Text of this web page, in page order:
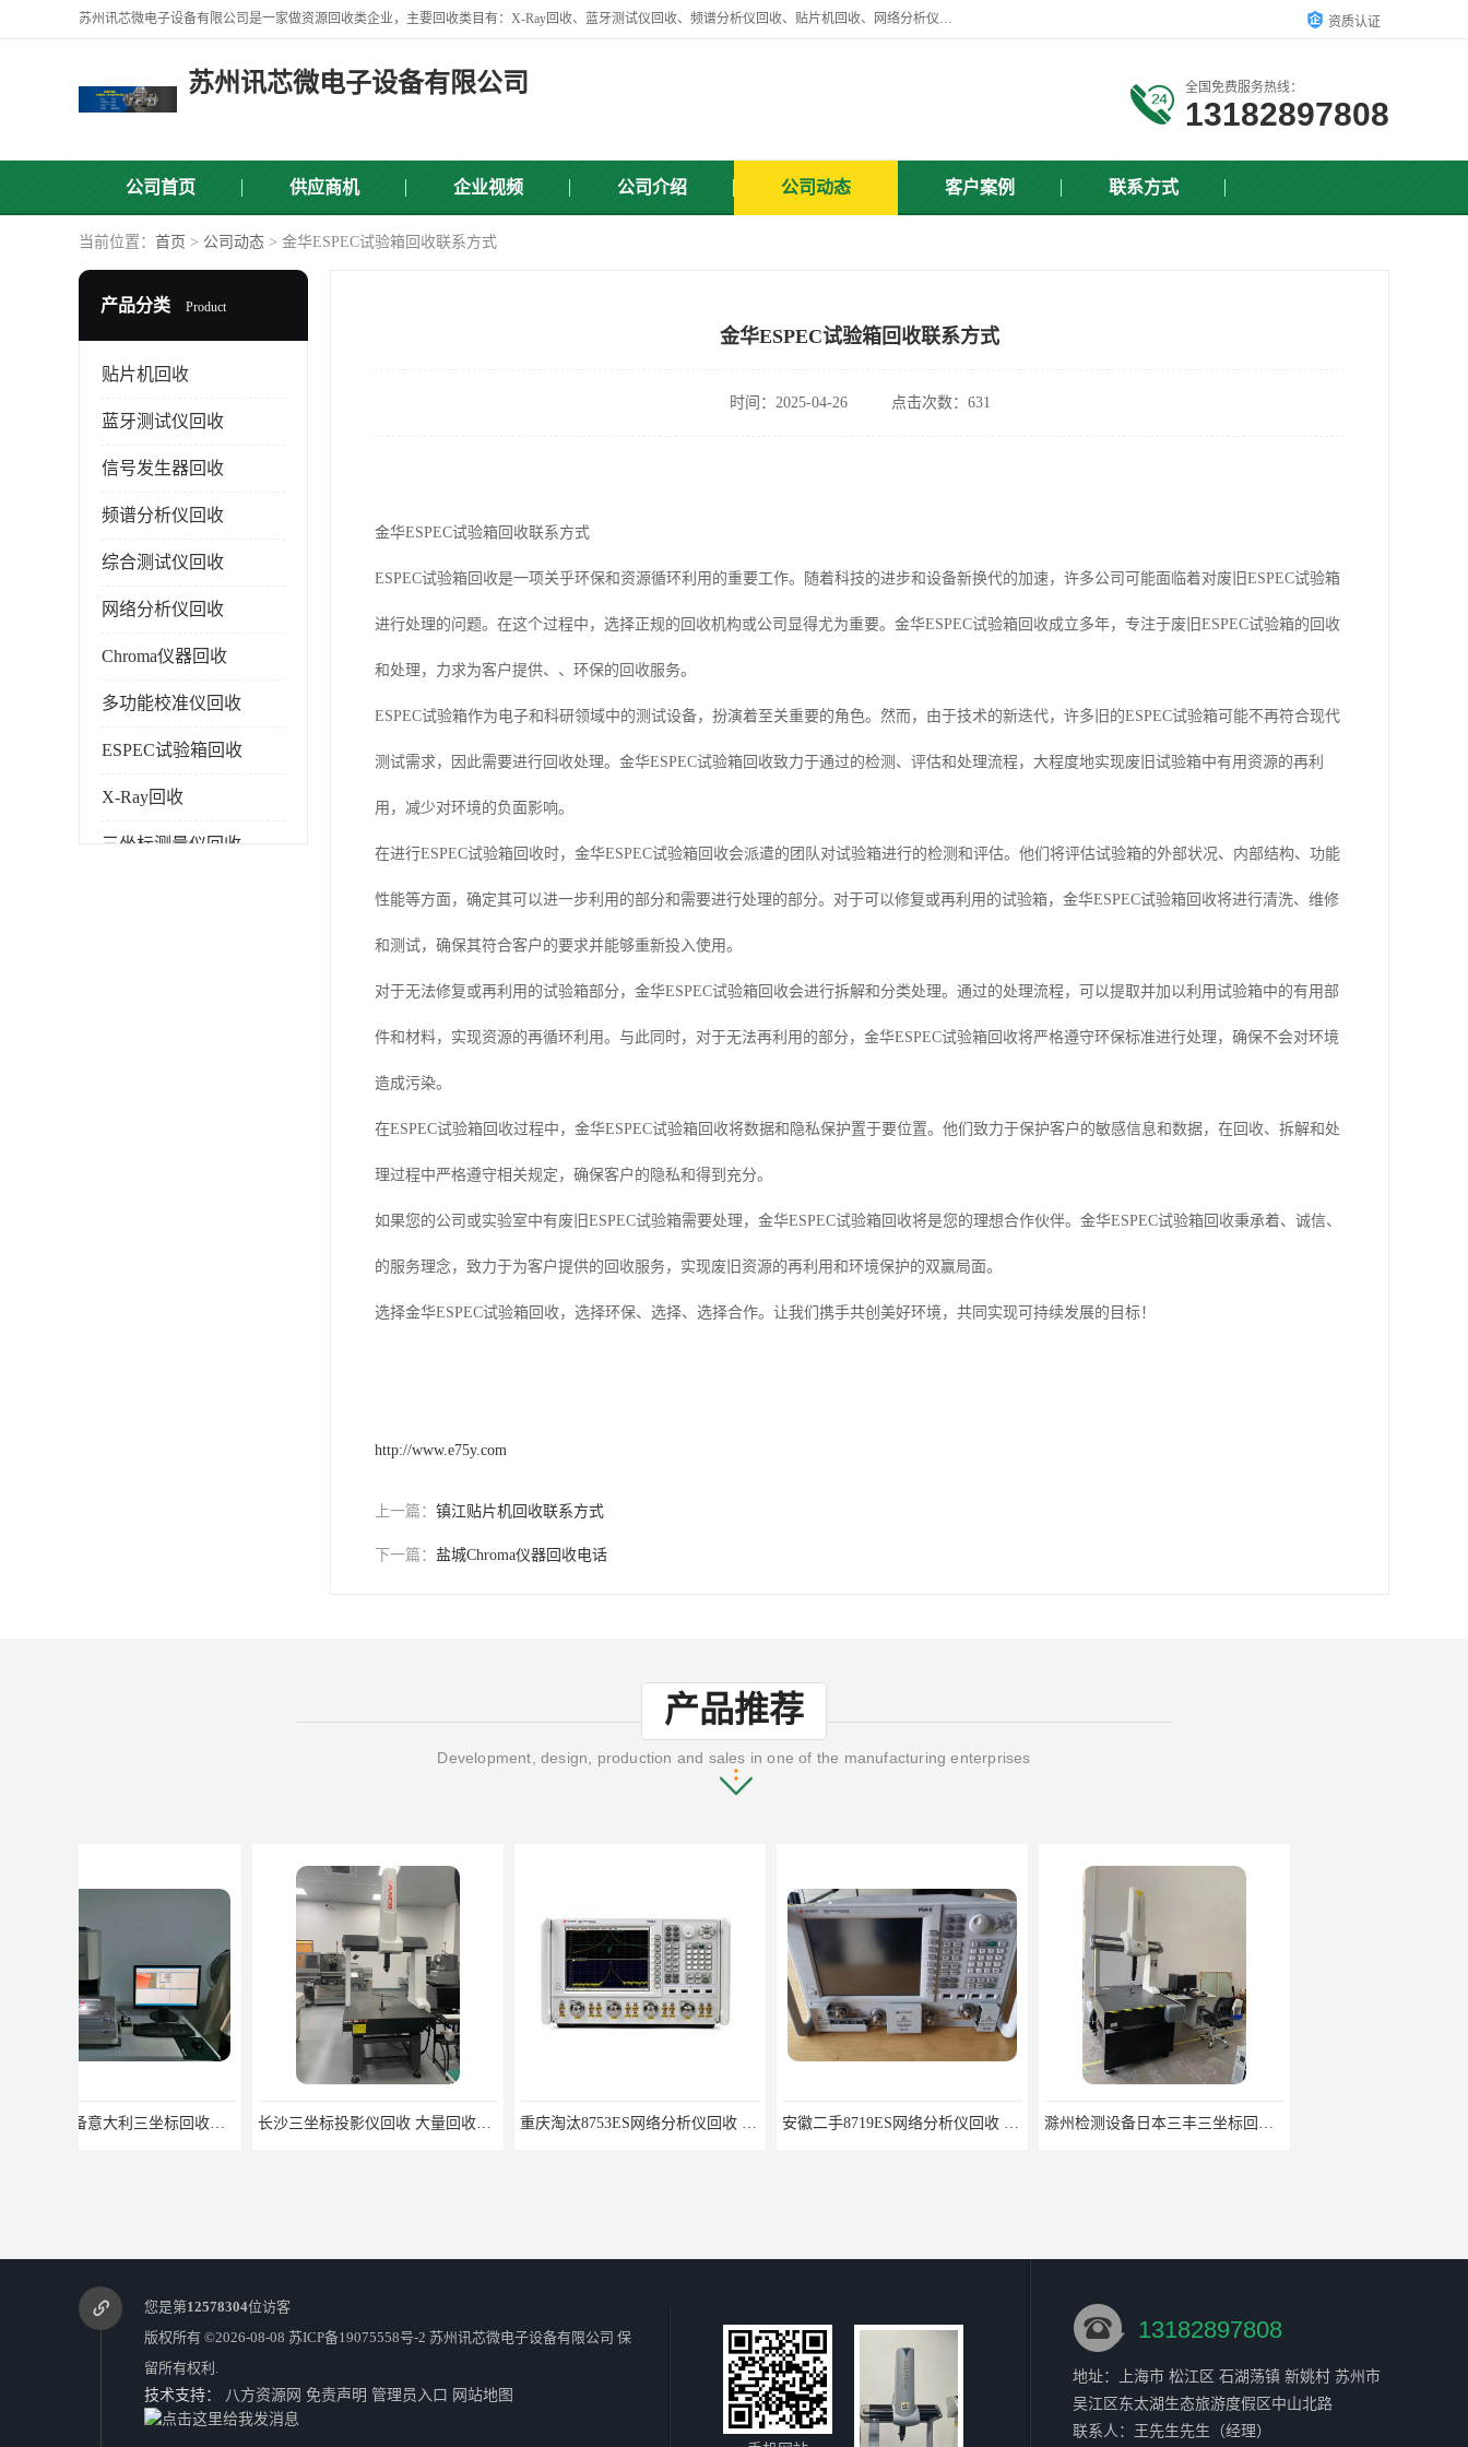
苏州讯芯微电子设备有限公司是一家做资源回收类企业，主要回收类目有：X-Ray回收、蓝牙测试仪回收、频谱分析仪回收、贴片机回收、网络分析仪回收、信号发生器回收等，从企业单位的需求出发，试通过本网络平台的建立有效整合物资市场，使可再生资源获得合理的流通和科学的再利用。 资质认证
苏州讯芯微电子设备有限公司 全国免费服务热线：
13182897808
公司首页 供应商机 企业视频 公司介绍 公司动态 客户案例 联系方式
当前位置： 首页 > 公司动态 > 金华ESPEC试验箱回收联系方式
产品分类 Product
贴片机回收
蓝牙测试仪回收
信号发生器回收
频谱分析仪回收
综合测试仪回收
网络分析仪回收
Chroma仪器回收
多功能校准仪回收
ESPEC试验箱回收
X-Ray回收
三坐标测量仪回收
金华ESPEC试验箱回收联系方式
时间：2025-04-26 点击次数：631
金华ESPEC试验箱回收联系方式
ESPEC试验箱回收是一项关乎环保和资源循环利用的重要工作。随着科技的进步和设备新换代的加速，许多公司可能面临着对废旧ESPEC试验箱
进行处理的问题。在这个过程中，选择正规的回收机构或公司显得尤为重要。金华ESPEC试验箱回收成立多年，专注于废旧ESPEC试验箱的回收
和处理，力求为客户提供、、环保的回收服务。
ESPEC试验箱作为电子和科研领域中的测试设备，扮演着至关重要的角色。然而，由于技术的新迭代，许多旧的ESPEC试验箱可能不再符合现代
测试需求，因此需要进行回收处理。金华ESPEC试验箱回收致力于通过的检测、评估和处理流程，大程度地实现废旧试验箱中有用资源的再利
用，减少对环境的负面影响。
在进行ESPEC试验箱回收时，金华ESPEC试验箱回收会派遣的团队对试验箱进行的检测和评估。他们将评估试验箱的外部状况、内部结构、功能
性能等方面，确定其可以进一步利用的部分和需要进行处理的部分。对于可以修复或再利用的试验箱，金华ESPEC试验箱回收将进行清洗、维修
和测试，确保其符合客户的要求并能够重新投入使用。
对于无法修复或再利用的试验箱部分，金华ESPEC试验箱回收会进行拆解和分类处理。通过的处理流程，可以提取并加以利用试验箱中的有用部
件和材料，实现资源的再循环利用。与此同时，对于无法再利用的部分，金华ESPEC试验箱回收将严格遵守环保标准进行处理，确保不会对环境
造成污染。
在ESPEC试验箱回收过程中，金华ESPEC试验箱回收将数据和隐私保护置于要位置。他们致力于保护客户的敏感信息和数据，在回收、拆解和处
理过程中严格遵守相关规定，确保客户的隐私和得到充分。
如果您的公司或实验室中有废旧ESPEC试验箱需要处理，金华ESPEC试验箱回收将是您的理想合作伙伴。金华ESPEC试验箱回收秉承着、诚信、
的服务理念，致力于为客户提供的回收服务，实现废旧资源的再利用和环境保护的双赢局面。
选择金华ESPEC试验箱回收，选择环保、选择、选择合作。让我们携手共创美好环境，共同实现可持续发展的目标！
http://www.e75y.com
上一篇： 镇江贴片机回收联系方式
下一篇： 盐城Chroma仪器回收电话
产品推荐
Development, design, production and sales in one of the manufacturing enterprises
长沙三坐标投影仪回收 大量回收三坐标 重庆淘汰8753ES网络分析仪回收 音频测试仪器回收 安徽二手8719ES网络分析仪回收 音频测试仪器回收 滁州检测设备日本三丰三坐标回收 大量回收三坐标
成都三坐标回收 大量回收三坐标 池州检测设备回收国产二手三坐标 大量回收三坐标
您是第12578304位访客
版权所有 ©2026-08-08 苏ICP备19075558号-2 苏州讯芯微电子设备有限公司 保
留所有权利.
技术支持： 八方资源网 免责声明 管理员入口 网站地图
13182897808
地址：上海市 松江区 石湖荡镇 新姚村 苏州市
吴江区东太湖生态旅游度假区中山北路
联系人：王先生先生 （经理）